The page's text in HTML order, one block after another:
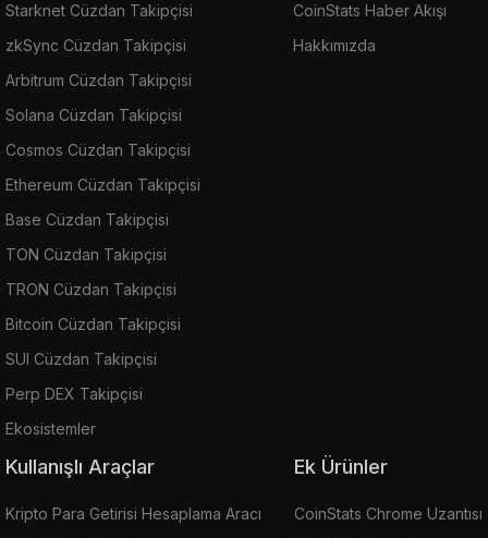
Starknet Cüzdan Takipçisi
zkSync Cüzdan Takipçisi
Arbitrum Cüzdan Takipçisi
Solana Cüzdan Takipçisi
Cosmos Cüzdan Takipçisi
Ethereum Cüzdan Takipçisi
Base Cüzdan Takipçisi
TON Cüzdan Takipçisi
TRON Cüzdan Takipçisi
Bitcoin Cüzdan Takipçisi
SUI Cüzdan Takipçisi
Perp DEX Takipçisi
Ekosistemler
CoinStats Haber Akışı
Hakkımızda
Kullanışlı Araçlar
Kripto Para Getirisi Hesaplama Aracı
Ek Ürünler
CoinStats Chrome Uzantısı